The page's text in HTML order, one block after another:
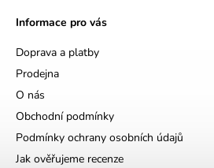
Informace pro vás
Doprava a platby
Prodejna
O nás
Obchodní podmínky
Podmínky ochrany osobních údajů
Jak ověřujeme recenze